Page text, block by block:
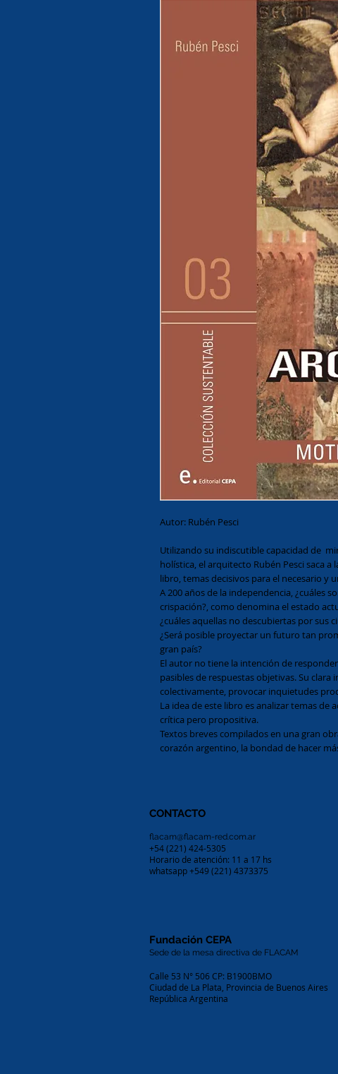
Autor: Rubén Pesci
Utilizando su indiscutible capacidad de
holística, el arquitecto Rubén Pesci saca
libro, temas decisivos para el necesario y
A 200 años de la independencia, ¿cuáles
crispación?, como denomina el estado
¿cuáles aquellas no descubiertas por sus
¿Será posible proyectar un futuro tan
gran país?
El autor no tiene la intención de
pasibles de respuestas objetivas. Su
colectivamente, provocar inquietudes
La idea de este libro es analizar temas de
crítica pero propositiva.
Textos breves compilados en una gran
corazón argentino, la bondad de hacer
CONTACTO
flacam@flacam-red.com.ar
+54 (221) 424-5305
Horario de atención: 11 a 17 hs
whatsapp +549 (221) 4373375
Fundación CEPA
Sede de la mesa directiva de FLACAM
Calle 53 N° 506 CP: B1900BMO
Ciudad de La Plata, Provincia de Buenos Aires
República Argentina